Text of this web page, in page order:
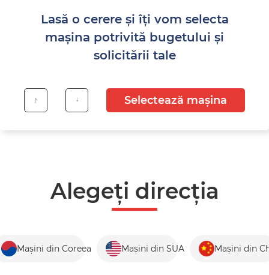
Lasă o cerere și îți vom selecta
mașina potrivită bugetului și
solicitării tale
Selectează mașina
Alegeți direcția
Mașini din Coreea Mașini din SUA Mașini din